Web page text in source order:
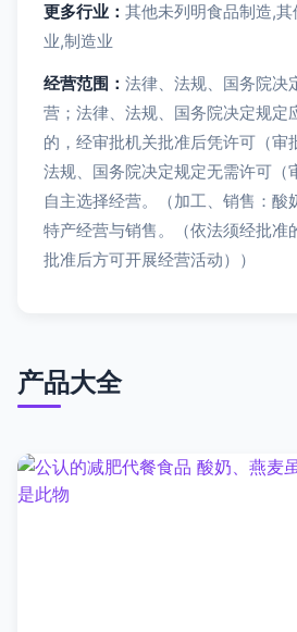
更多行业： 其他未列明食品制造,
业,制造业
经营范围： 法律、法规、国务院决
营；法律、法规、国务院决定规定
的，经审批机关批准后凭许可（审
法规、国务院决定规定无需许可（
自主选择经营。（加工、销售：酸
特产经营与销售。（依法须经批准
批准后方可开展经营活动））
产品大全